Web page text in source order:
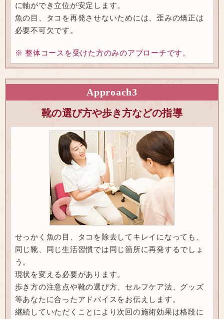
に軸ができ立位が安定します。
魚の目、タコを再発させないためには、歪みの矯正は
必要不可欠です。
※ 整体コースを受けた方のみのアプローチです。
Approach3
靴の選び方や歩き方などの指導
せっかく魚の目、タコを除去してキレイになっても、
同じ靴、同じ生活習慣では同じ箇所に再発するでしょ
う。
現状を変える必要があります。
歩き方の注意点や靴の選び方、セルフケア法、グッズ
等あなたに合ったアドバイスをお伝えします。
継続していただくことにより次回の施術効果は格段に